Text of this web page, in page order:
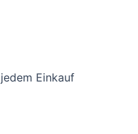
Einkauf